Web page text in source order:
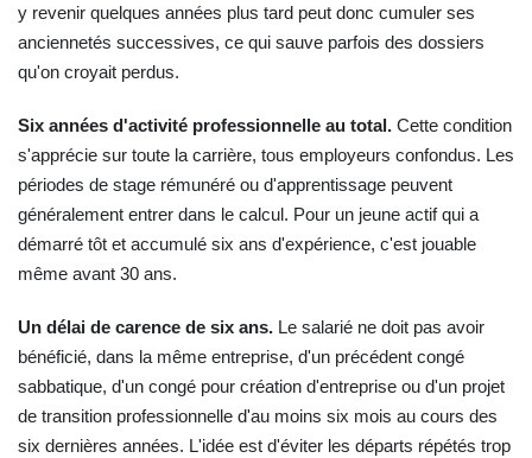
y revenir quelques années plus tard peut donc cumuler ses
anciennetés successives, ce qui sauve parfois des dossiers
qu'on croyait perdus.
Six années d'activité professionnelle au total. Cette condition
s'apprécie sur toute la carrière, tous employeurs confondus. Les
périodes de stage rémunéré ou d'apprentissage peuvent
généralement entrer dans le calcul. Pour un jeune actif qui a
démarré tôt et accumulé six ans d'expérience, c'est jouable
même avant 30 ans.
Un délai de carence de six ans. Le salarié ne doit pas avoir
bénéficié, dans la même entreprise, d'un précédent congé
sabbatique, d'un congé pour création d'entreprise ou d'un projet
de transition professionnelle d'au moins six mois au cours des
six dernières années. L'idée est d'éviter les départs répétés trop